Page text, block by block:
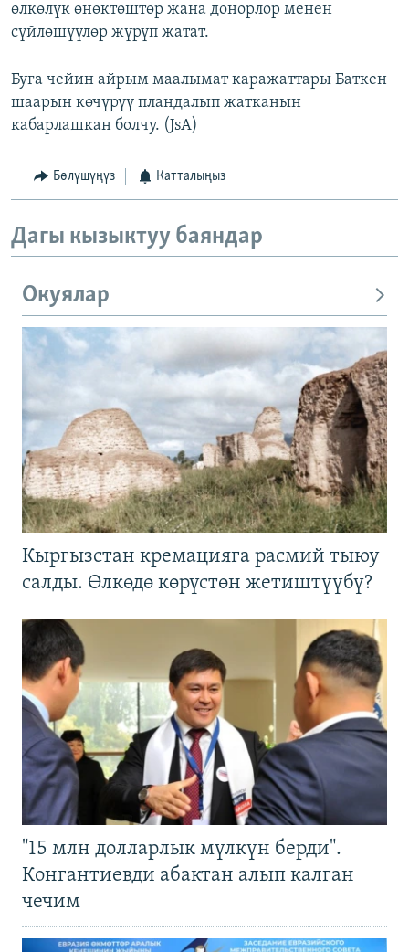
өлкөлүк өнөктөштөр жана донорлор менен
сүйлөшүүлөр жүрүп жатат.
Буга чейин айрым маалымат каражаттары Баткен
шаарын көчүрүү пландалып жатканын
кабарлашкан болчу. (JsA)
Бөлүшүңүз Катталыңыз
Дагы кызыктуу баяндар
Окуялар
Кыргызстан кремацияга расмий тыюу
салды. Өлкөдө көрүстөн жетиштүүбү?
"15 млн долларлык мүлкүн берди".
Конгантиевди абактан алып калган
чечим